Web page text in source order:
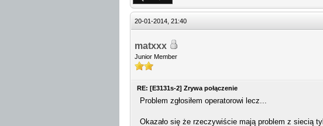
20-01-2014, 21:40
matxxx
Junior Member
RE: [E3131s-2] Zrywa połączenie
Problem zgłosiłem operatorowi lecz...
Okazało się że rzeczywiście mają problem z siecią